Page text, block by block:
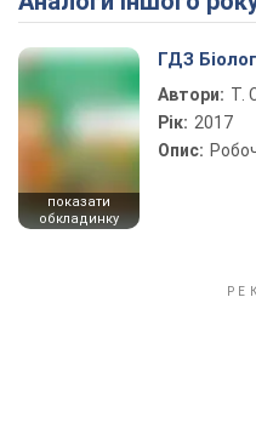
показати
обкладинку
ГДЗ
Автори: Т.
Рік: 2017
Опис: